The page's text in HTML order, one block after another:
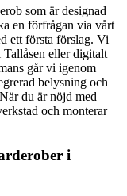
som är designad
en förfrågan via vårt
ett första förslag. Vi
eller digitalt
går vi igenom
belysning och
du är nöjd med
och monterar
i